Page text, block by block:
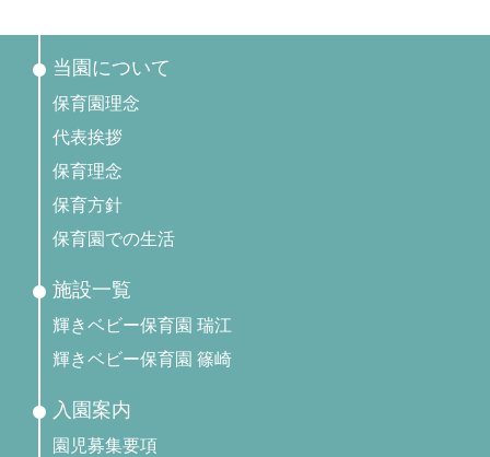
当園について
保育園理念
代表挨拶
保育理念
保育方針
保育園での生活
施設一覧
輝きベビー保育園 瑞江
輝きベビー保育園 篠崎
入園案内
園児募集要項